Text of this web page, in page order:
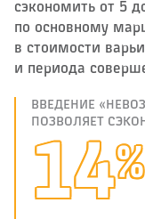
сэкономить от 5
по основному
в стоимости
и периода
ВВЕДЕНИЕ
ПОЗВОЛЯЕТ
16%